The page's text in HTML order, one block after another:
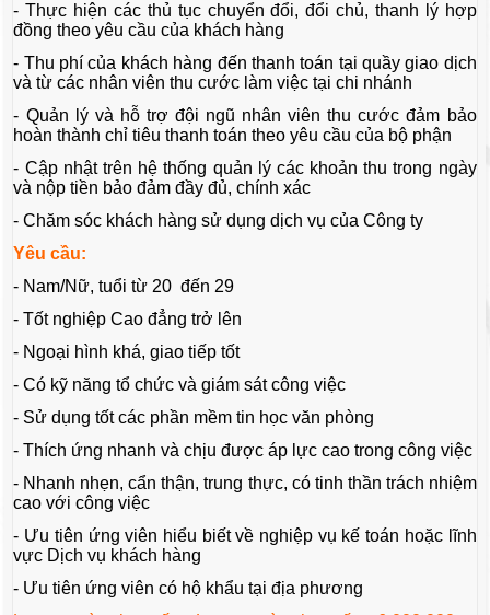
- Thực hiện các thủ tục chuyển đổi, đổi chủ, thanh lý hợp
đồng theo yêu cầu của khách hàng
- Thu phí của khách hàng đến thanh toán tại quầy giao dịch
và từ các nhân viên thu cước làm việc tại chi nhánh
- Quản lý và hỗ trợ đội ngũ nhân viên thu cước đảm bảo
hoàn thành chỉ tiêu thanh toán theo yêu cầu của bộ phận
- Cập nhật trên hệ thống quản lý các khoản thu trong ngày
và nộp tiền bảo đảm đầy đủ, chính xác
- Chăm sóc khách hàng sử dụng dịch vụ của Công ty
Yêu cầu:
- Nam/Nữ, tuổi từ 20 đến 29
- Tốt nghiệp Cao đẳng trở lên
- Ngoại hình khá, giao tiếp tốt
- Có kỹ năng tổ chức và giám sát công việc
- Sử dụng tốt các phần mềm tin học văn phòng
- Thích ứng nhanh và chịu được áp lực cao trong công việc
- Nhanh nhẹn, cẩn thận, trung thực, có tinh thần trách nhiệm
cao với công việc
- Ưu tiên ứng viên hiểu biết về nghiệp vụ kế toán hoặc lĩnh
vực Dịch vụ khách hàng
- Ưu tiên ứng viên có hộ khẩu tại địa phương